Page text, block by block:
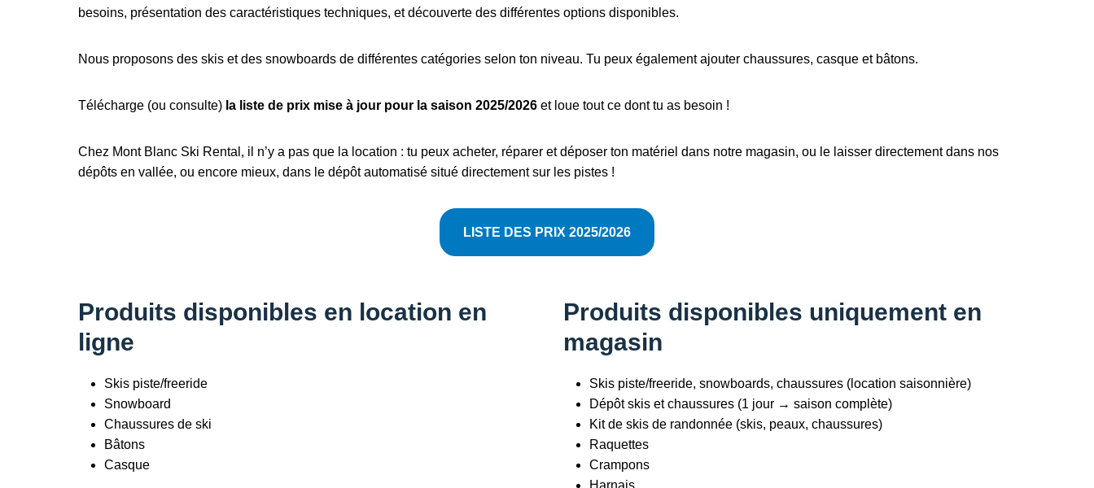
besoins, présentation des caractéristiques techniques, et découverte des différentes options disponibles.
Nous proposons des skis et des snowboards de différentes catégories selon ton niveau. Tu peux également ajouter chaussures, casque et bâtons.
Télécharge (ou consulte) la liste de prix mise à jour pour la saison 2025/2026 et loue tout ce dont tu as besoin !
Chez Mont Blanc Ski Rental, il n’y a pas que la location : tu peux acheter, réparer et déposer ton matériel dans notre magasin, ou le laisser directement dans nos
dépôts en vallée, ou encore mieux, dans le dépôt automatisé situé directement sur les pistes !
LISTE DES PRIX 2025/2026
Produits disponibles en location en
ligne
Skis piste/freeride
Snowboard
Chaussures de ski
Bâtons
Casque
Produits disponibles uniquement en
magasin
Skis piste/freeride, snowboards, chaussures (location saisonnière)
Dépôt skis et chaussures (1 jour → saison complète)
Kit de skis de randonnée (skis, peaux, chaussures)
Raquettes
Crampons
Harnais